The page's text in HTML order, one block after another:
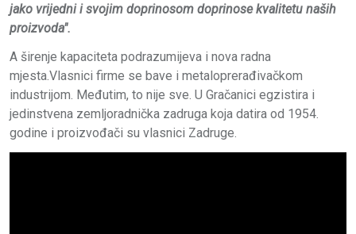
jako vrijedni i svojim doprinosom doprinose kvalitetu naših
proizvoda".
A širenje kapaciteta podrazumijeva i nova radna
mjesta.Vlasnici firme se bave i metaloprerađivačkom
industrijom. Međutim, to nije sve. U Gračanici egzistira i
jedinstvena zemljoradnička zadruga koja datira od 1954.
godine i proizvođači su vlasnici Zadruge.